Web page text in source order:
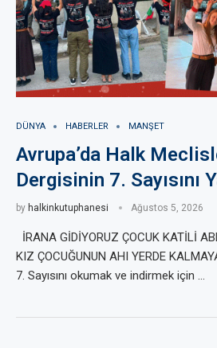
DÜNYA HABERLER MANŞET
Avrupa’da Halk
Dergisinin 7. Sayısını
by halkinkutuphanesi Ağustos 5, 2026
İRANA GİDİYORUZ ÇOCUK KATİLİ
KIZ ÇOCUĞUNUN AHI YERDE
7. Sayısını okumak ve indirmek için …